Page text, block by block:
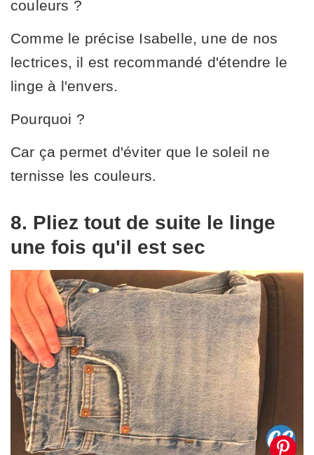
couleurs ?
Comme le précise Isabelle, une de nos
lectrices, il est recommandé d'étendre le
linge à l'envers.
Pourquoi ?
Car ça permet d'éviter que le soleil ne
ternisse les couleurs.
8. Pliez tout de suite le linge
une fois qu'il est sec